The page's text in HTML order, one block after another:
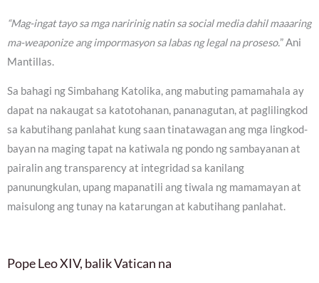
“Mag-ingat tayo sa mga naririnig natin sa social media dahil maaaring
ma-weaponize ang impormasyon sa labas ng legal na proseso.” Ani
Mantillas.
Sa bahagi ng Simbahang Katolika, ang mabuting pamamahala ay
dapat na nakaugat sa katotohanan, pananagutan, at paglilingkod
sa kabutihang panlahat kung saan tinatawagan ang mga lingkod-
bayan na maging tapat na katiwala ng pondo ng sambayanan at
pairalin ang transparency at integridad sa kanilang
panunungkulan, upang mapanatili ang tiwala ng mamamayan at
maisulong ang tunay na katarungan at kabutihang panlahat.
Pope Leo XIV, balik Vatican na